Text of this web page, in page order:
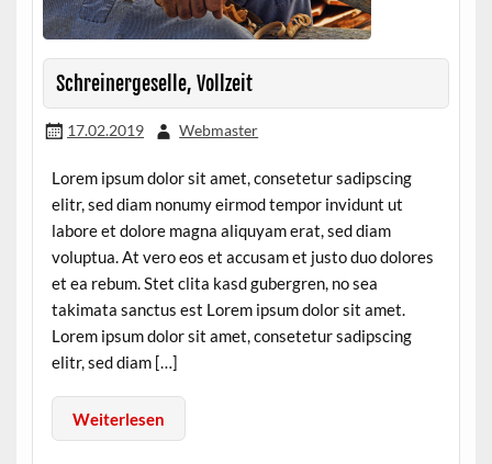
Schreinergeselle, Vollzeit
17.02.2019 Webmaster
Lorem ipsum dolor sit amet, consetetur sadipscing
elitr, sed diam nonumy eirmod tempor invidunt ut
labore et dolore magna aliquyam erat, sed diam
voluptua. At vero eos et accusam et justo duo dolores
et ea rebum. Stet clita kasd gubergren, no sea
takimata sanctus est Lorem ipsum dolor sit amet.
Lorem ipsum dolor sit amet, consetetur sadipscing
elitr, sed diam […]
Weiterlesen